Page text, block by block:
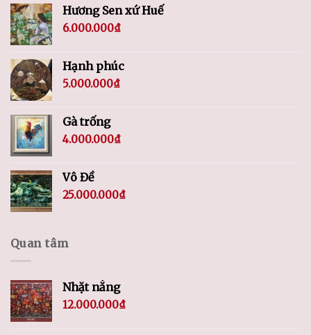
Hương Sen xứ Huế
6.000.000₫
Hạnh phúc
5.000.000₫
Gà trống
4.000.000₫
Vô Đề
25.000.000₫
Quan tâm
Nhặt nắng
12.000.000₫